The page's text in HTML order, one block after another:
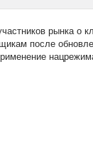
рынка о
после